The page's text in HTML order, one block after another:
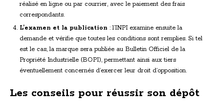
réalisé en ligne ou par courrier, avec le paiement des frais
correspondants.
L’examen et la publication : l’INPI examine ensuite la
demande et vérifie que toutes les conditions sont remplies. Si tel
est le cas, la marque sera publiée au Bulletin Officiel de la
Propriété Industrielle (BOPI), permettant ainsi aux tiers
éventuellement concernés d’exercer leur droit d’opposition.
Les conseils pour réussir son dépôt